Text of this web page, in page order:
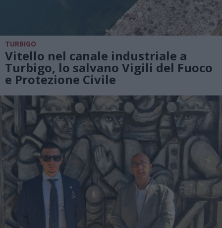
TURBIGO
Vitello nel canale industriale a
Turbigo, lo salvano Vigili del Fuoco
e Protezione Civile